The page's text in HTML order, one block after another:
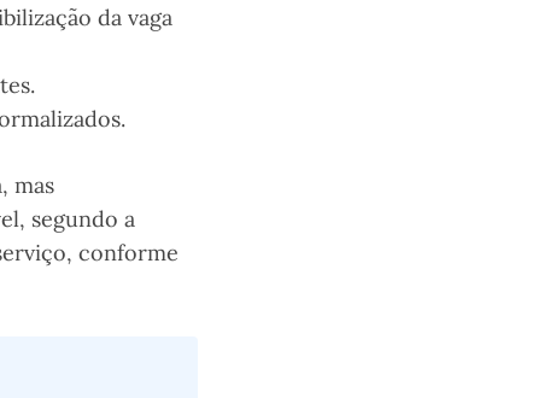
da vaga
mas
segundo a
conforme